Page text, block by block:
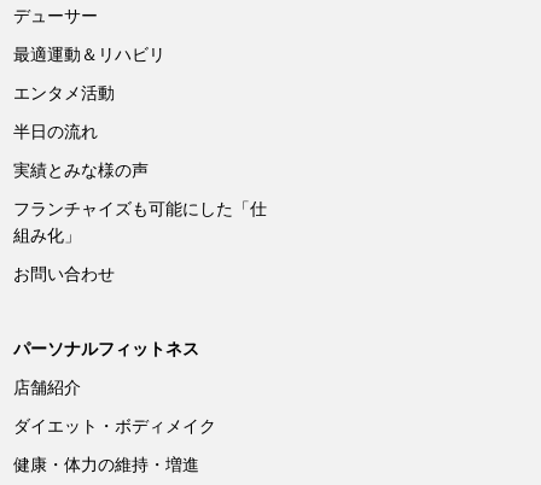
デューサー
最適運動＆リハビリ
エンタメ活動
半日の流れ
実績とみな様の声
フランチャイズも可能にした「仕
組み化」
お問い合わせ
パーソナルフィットネス
店舗紹介
ダイエット・ボディメイク
健康・体力の維持・増進